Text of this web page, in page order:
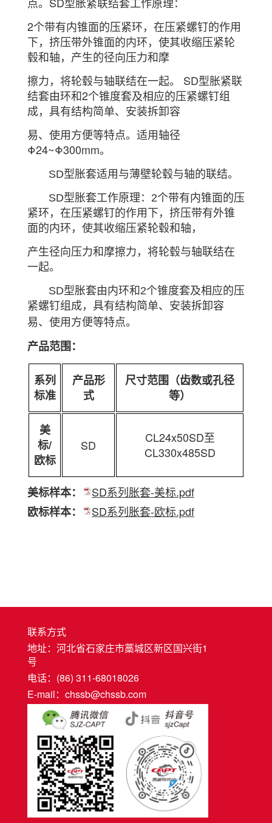
2个带有内锥面的压紧环，在压紧螺钉的作用
下，挤压带外锥面的内环，使其收缩压紧轮
毂和轴，产生的径向压力和摩
擦力，将轮毂与轴联结在一起。 SD型胀紧联
结套由环和2个锥度套及相应的压紧螺钉组
成，具有结构简单、安装拆卸容
易、使用方便等特点。适用轴径
Φ24~Φ300mm。
SD型胀套适用与薄壁轮毂与轴的联结。
SD型胀套工作原理：2个带有内锥面的压
紧环，在压紧螺钉的作用下，挤压带有外锥
面的内环，使其收缩压紧轮毂和轴，
产生径向压力和摩擦力，将轮毂与轴联结在
一起。
SD型胀套由内环和2个锥度套及相应的压
紧螺钉组成，具有结构简单、安装拆卸容
易、使用方便等特点。
产品范围：
系列
标准
产品形
式
尺寸范围（齿数或孔径
等）
美
标/
欧标
SD
CL24x50SD至
CL330x485SD
美标样本：
SD系列胀套-美标.pdf
欧标样本：
SD系列胀套-欧标.pdf
联系方式
地址：河北省石家庄市藁城区新区国兴街1
号
电话：(86) 311-68018026
E-mail：chssb@chssb.com